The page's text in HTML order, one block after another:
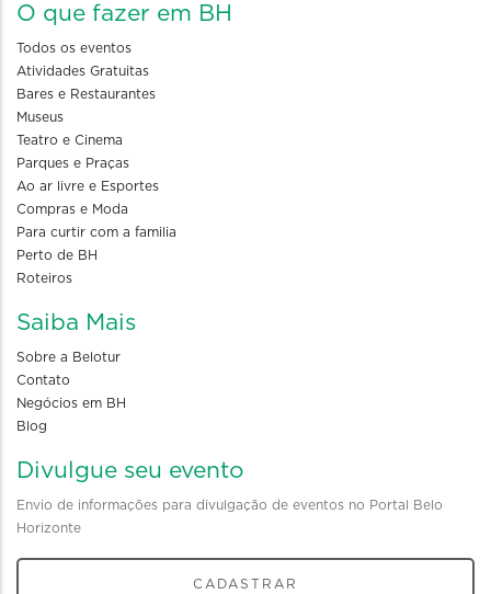
O que fazer em BH
Todos os eventos
Atividades Gratuitas
Bares e Restaurantes
Museus
Teatro e Cinema
Parques e Praças
Ao ar livre e Esportes
Compras e Moda
Para curtir com a familia
Perto de BH
Roteiros
Saiba Mais
Sobre a Belotur
Contato
Negócios em BH
Blog
Divulgue seu evento
Envio de informações para divulgação de eventos no Portal Belo
Horizonte
CADASTRAR